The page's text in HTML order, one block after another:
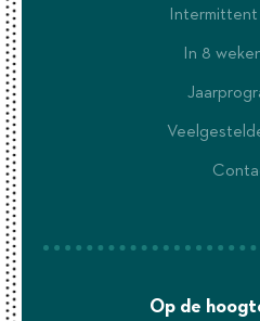
In 8
Op de